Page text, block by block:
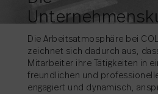
Die Arbeitsatmosphäre bei
zeichnet sich dadurch aus,
Mitarbeiter ihre Tätigkeiten in
freundlichen und
engagiert und dynamisch,